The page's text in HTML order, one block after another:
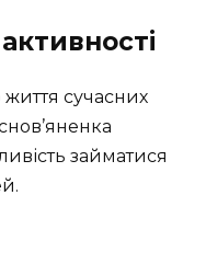
сучасних
займатися